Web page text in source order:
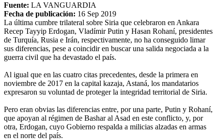
Fuente: LA VANGUARDIA
Fecha de publicación: 16 Sep 2019
La última cumbre trilateral sobre Siria que celebraron en Ankara
Recep Tayyip Erdogan, Vladímir Putin y Hasan Rohaní, presidentes
de Turquía, Rusia e Irán, respectivamente, no ha conseguido limar
sus diferencias, pese a coincidir en buscar una salida negociada a la
guerra civil que ha devastado el país.
Al igual que en las cuatro citas precedentes, desde la primera en
noviembre de 2017 en la capital kazaja, Astaná, los mandatarios
expresaron su voluntad de proteger la integridad territorial de Siria.
Pero eran obvias las diferencias entre, por una parte, Putin y Rohaní,
que apoyan al régimen de Bashar al Asad en este conflicto, y, por
otra, Erdogan, cuyo Gobierno respalda a milicias alzadas en armas
en el norte del país.